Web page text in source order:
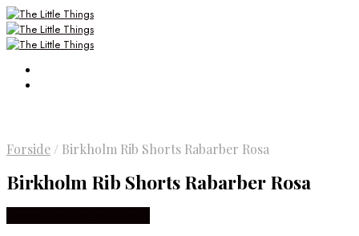
Forside / Birkholm Rib Shorts Rabarber Rosa
Birkholm Rib Shorts Rabarber Rosa